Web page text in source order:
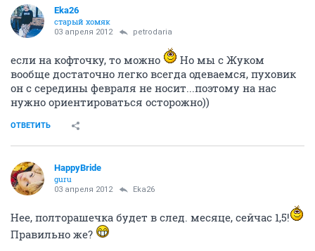
Eka26
старый хомяк
03 апреля 2012 petrodaria
если на кофточку, то можно
Но мы с Жуком
вообще достаточно легко всегда одеваемся, пуховик
он с середины февраля не носит...поэтому на нас
нужно ориентироваться осторожно))
ОТВЕТИТЬ
HappyBride
guru
03 апреля 2012 Eka26
Нее, полторашечка будет в след. месяце, сейчас 1,5!
Правильно же?